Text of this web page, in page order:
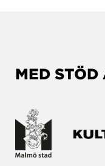
MED STÖD